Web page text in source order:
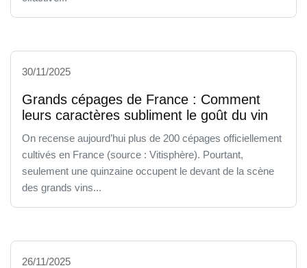
30/11/2025
Grands cépages de France : Comment
leurs caractères subliment le goût du vin
On recense aujourd’hui plus de 200 cépages officiellement
cultivés en France (source : Vitisphère). Pourtant,
seulement une quinzaine occupent le devant de la scène
des grands vins...
26/11/2025